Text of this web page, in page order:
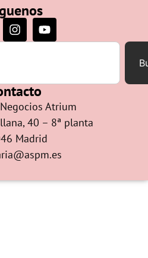
Atrium
40 – 8ª planta
Madrid